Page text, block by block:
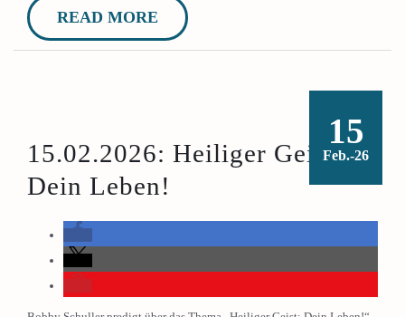
READ MORE
15
Feb.-26
15.02.2026: Heiliger Geist:
Dein Leben!